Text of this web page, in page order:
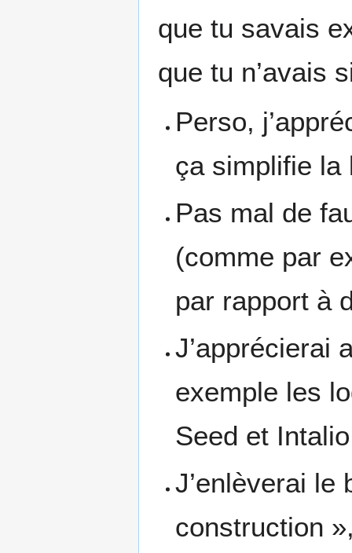
que tu savais
que tu n’avais
Perso,
ça simplifie la
Pas mal de
(comme par
par rapport à
J’apprécierai
exemple les
Seed et
J’enlèverai le
construction